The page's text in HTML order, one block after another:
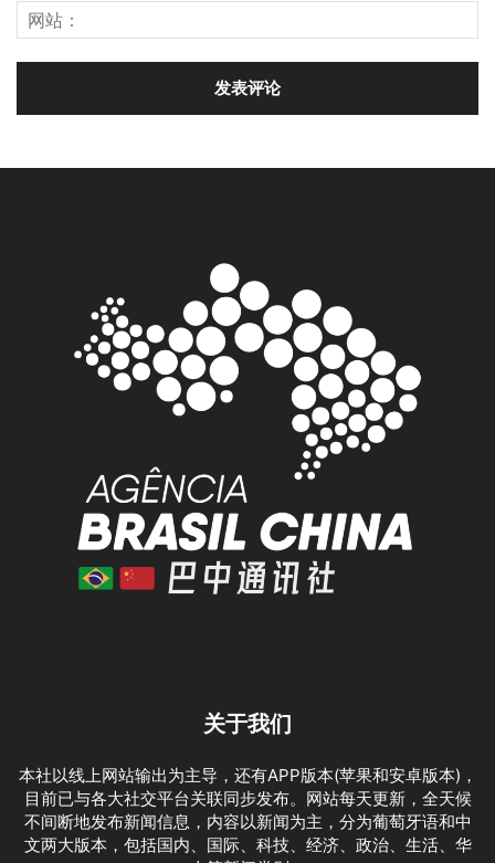
关于我们
本社以线上网站输出为主导，还有APP版本(苹果和安卓版本)，
目前已与各大社交平台关联同步发布。网站每天更新，全天候
不间断地发布新闻信息，内容以新闻为主，分为葡萄牙语和中
文两大版本，包括国内、国际、科技、经济、政治、生活、华